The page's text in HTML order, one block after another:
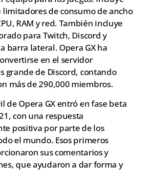
de consumo de ancho
RAM y red. También incluye
para Twitch, Discord y
barra lateral. Opera GX ha
en el servidor
grande de Discord, contando
más de 290,000 miembros.
de Opera GX entró en fase beta
con una respuesta
positiva por parte de los
el mundo. Esos primeros
sus comentarios y
que ayudaron a dar forma y